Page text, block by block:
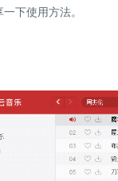
下使用方法。